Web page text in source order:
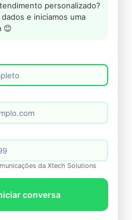
personalizado?
e iniciamos uma
😊
da Xtech Solutions
conversa